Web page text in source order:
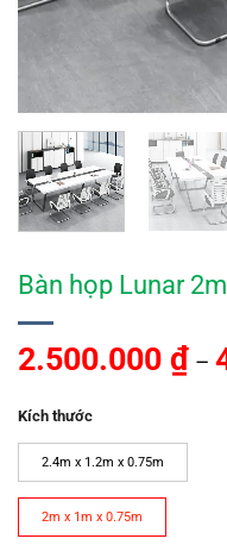
Bàn họp Lunar
2.500.000 ₫ –
Kích thước
2.4m x 1.2m x 0.75m
2m x 1m x 0.75m